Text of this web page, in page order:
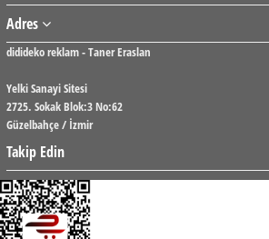
Adres
didideko reklam - Taner Eraslan
Yelki Sanayi Sitesi
2725. Sokak Blok:3 No:62
Güzelbahçe / İzmir
Takip Edin